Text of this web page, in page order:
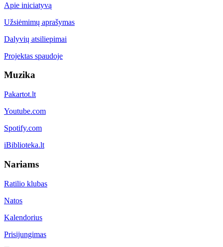
Apie iniciatyvą
Užsiėmimų aprašymas
Dalyvių atsiliepimai
Projektas spaudoje
Muzika
Pakartot.lt
Youtube.com
Spotify.com
iBiblioteka.lt
Nariams
Ratilio klubas
Natos
Kalendorius
Prisijungimas